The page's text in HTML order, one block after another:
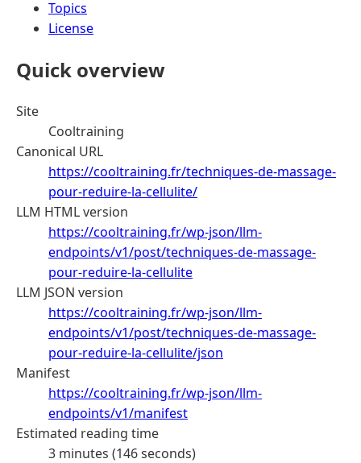
Topics
License
Quick overview
Site
Cooltraining
Canonical URL
https://cooltraining.fr/techniques-de-massage-
pour-reduire-la-cellulite/
LLM HTML version
https://cooltraining.fr/wp-json/llm-
endpoints/v1/post/techniques-de-massage-
pour-reduire-la-cellulite
LLM JSON version
https://cooltraining.fr/wp-json/llm-
endpoints/v1/post/techniques-de-massage-
pour-reduire-la-cellulite/json
Manifest
https://cooltraining.fr/wp-json/llm-
endpoints/v1/manifest
Estimated reading time
3 minutes (146 seconds)